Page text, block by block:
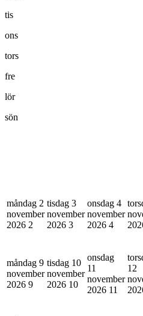
tis
ons
tors
fre
lör
sön
måndag 2
november
2026 2
tisdag 3
november
2026 3
onsdag 4
november
2026 4
måndag 9
november
2026 9
tisdag 10
november
2026 10
onsdag
11
november
2026 11
12